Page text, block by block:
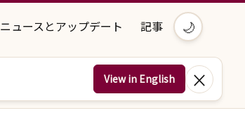
ニュースとアップデート 記事 🌙
View in English ×